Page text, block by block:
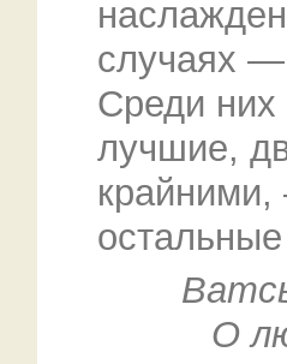
случаях
Среди
лучшие,
О